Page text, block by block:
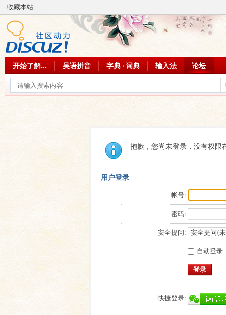
收藏本站
开始了解... 吴语拼音 字典 · 词典 输入法 论坛
抱歉，您尚未登录，没有权限
用户登录
帐号:
密码:
安全提问:
自动登录
登录
快捷登录: